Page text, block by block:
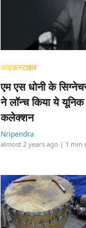
लाइफ़स्टाइल
एम एस धोनी के
ने लॉन्च किया ये
कलेक्शन
Nripendra
almost 2 years ago | 1 min